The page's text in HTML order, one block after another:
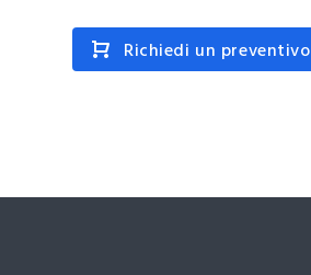
Richiedi un preventivo